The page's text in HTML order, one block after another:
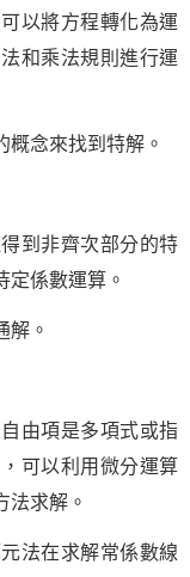
以將方程轉化為運
和乘法規則進行運
念來找到特解。
到非齊次部分的特
定係數運算。
解。
由項是多項式或指
可以利用微分運算
法求解。
法在求解常係數線